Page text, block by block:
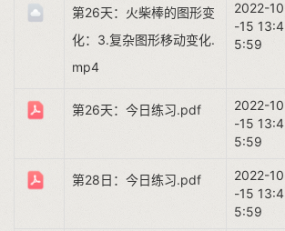
第26天：火柴棒的图形变
化：3.复杂图形移动变化.
mp4
2022-10
-15 13:4
5:59
第26天：今日练习.pdf
2022-10
-15 13:4
5:59
第28日：今日练习.pdf
2022-10
-15 13:4
5:59